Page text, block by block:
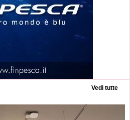
Vedi tutte